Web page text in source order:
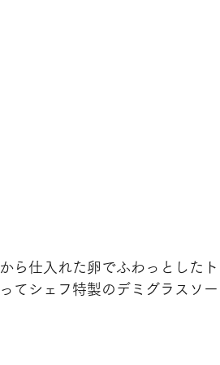
ら仕入れた卵でふわっとした
てシェフ特製のデミグラスソ